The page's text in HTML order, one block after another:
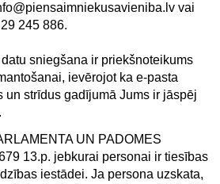
vai
245 886.
sniegšana ir priekšnoteikums
ievērojot ka e-pasta
un strīdus gadījumā Jums ir jāspēj
UN PADOMES
13.p. jebkurai personai ir tiesības
iestādei. Ja persona uzskata,